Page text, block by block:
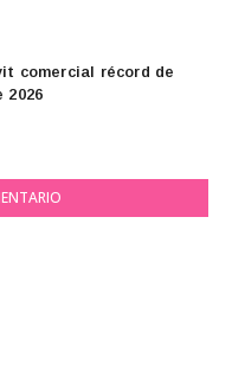
comercial récord de
2026